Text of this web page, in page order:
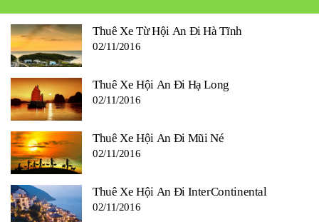
Thuê Xe Từ Hội An Đi Hà Tĩnh
02/11/2016
Thuê Xe Hội An Đi Hạ Long
02/11/2016
Thuê Xe Hội An Đi Mũi Né
02/11/2016
Thuê Xe Hội An Đi InterContinental
02/11/2016